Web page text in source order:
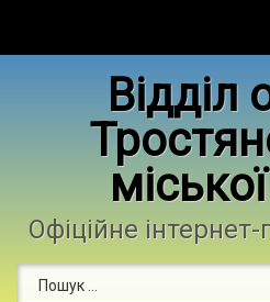
Контакти
Фотогалерея
Відділ
Офіційне